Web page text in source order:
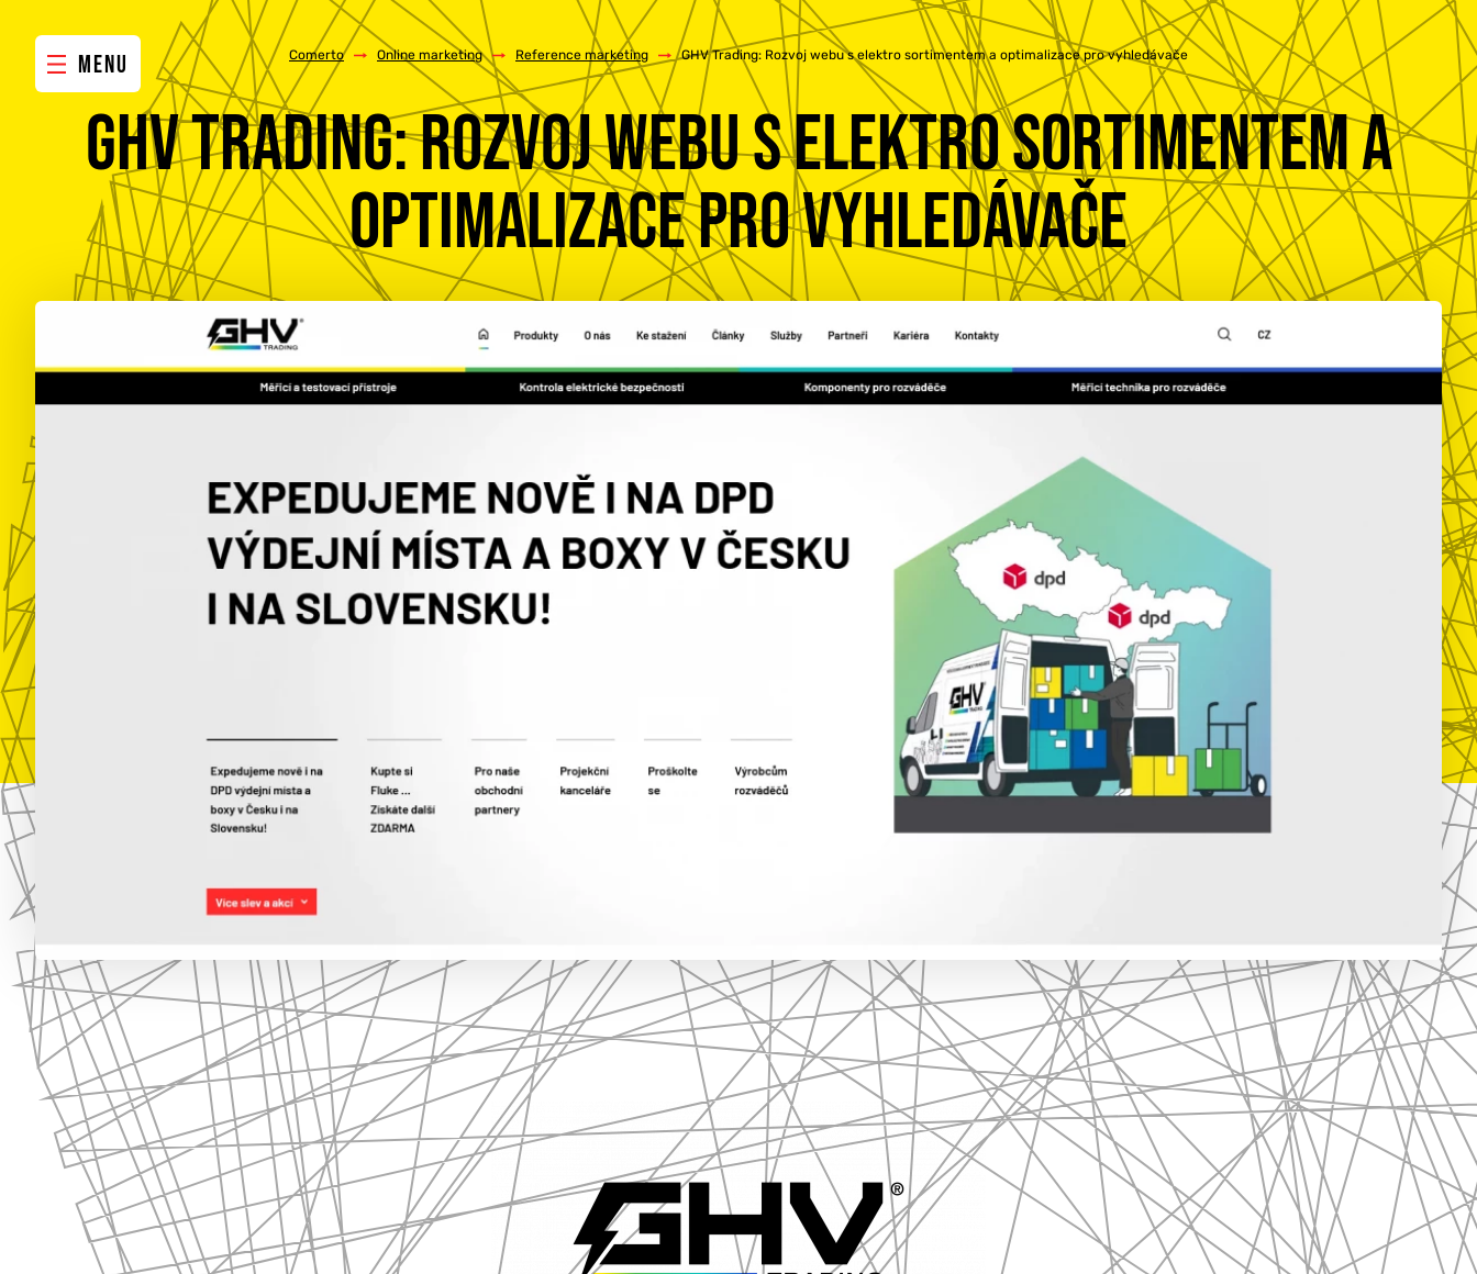
MENU Comerto / Online marketing / Reference marketing / GHV Trading: Rozvoj webu s elektro sortimentem a optimalizace pro vyhledávače
GHV TRADING: ROZVOJ WEBU S ELEKTRO SORTIMENTEM A
OPTIMALIZACE PRO VYHLEDÁVAČE